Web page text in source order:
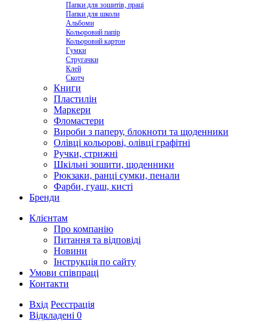
Папки для зошитів, праці
Папки для школи
Альбоми
Кольоровий папір
Кольоровий картон
Гумки
Стругачки
Клей
Скотч
Книги
Пластилін
Маркери
Фломастери
Вироби з паперу, блокноти та щоденники
Олівці кольорові, олівці графітні
Ручки, стрижні
Шкільні зошити, щоденники
Рюкзаки, ранці сумки, пенали
Фарби, гуаш, кисті
Бренди
Клієнтам
Про компанію
Питання та відповіді
Новини
Інструкція по сайту
Умови співпраці
Контакти
Вхід Реєстрація
Відкладені 0